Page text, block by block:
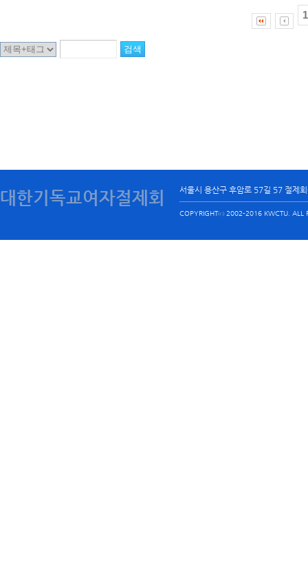
1
대한기독교여자절제회 서울시 용산구 후암로 57길 57 절제
COPYRIGHTⓒ 2002-2016 KWCTU. ALL